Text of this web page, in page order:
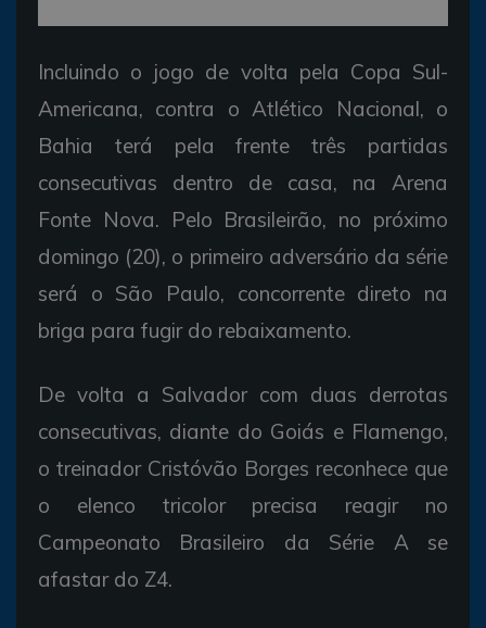
Incluindo o jogo de volta pela Copa Sul-
Americana, contra o Atlético Nacional, o
Bahia terá pela frente três partidas
consecutivas dentro de casa, na Arena
Fonte Nova. Pelo Brasileirão, no próximo
domingo (20), o primeiro adversário da série
será o São Paulo, concorrente direto na
briga para fugir do rebaixamento.
De volta a Salvador com duas derrotas
consecutivas, diante do Goiás e Flamengo,
o treinador Cristóvão Borges reconhece que
o elenco tricolor precisa reagir no
Campeonato Brasileiro da Série A se
afastar do Z4.